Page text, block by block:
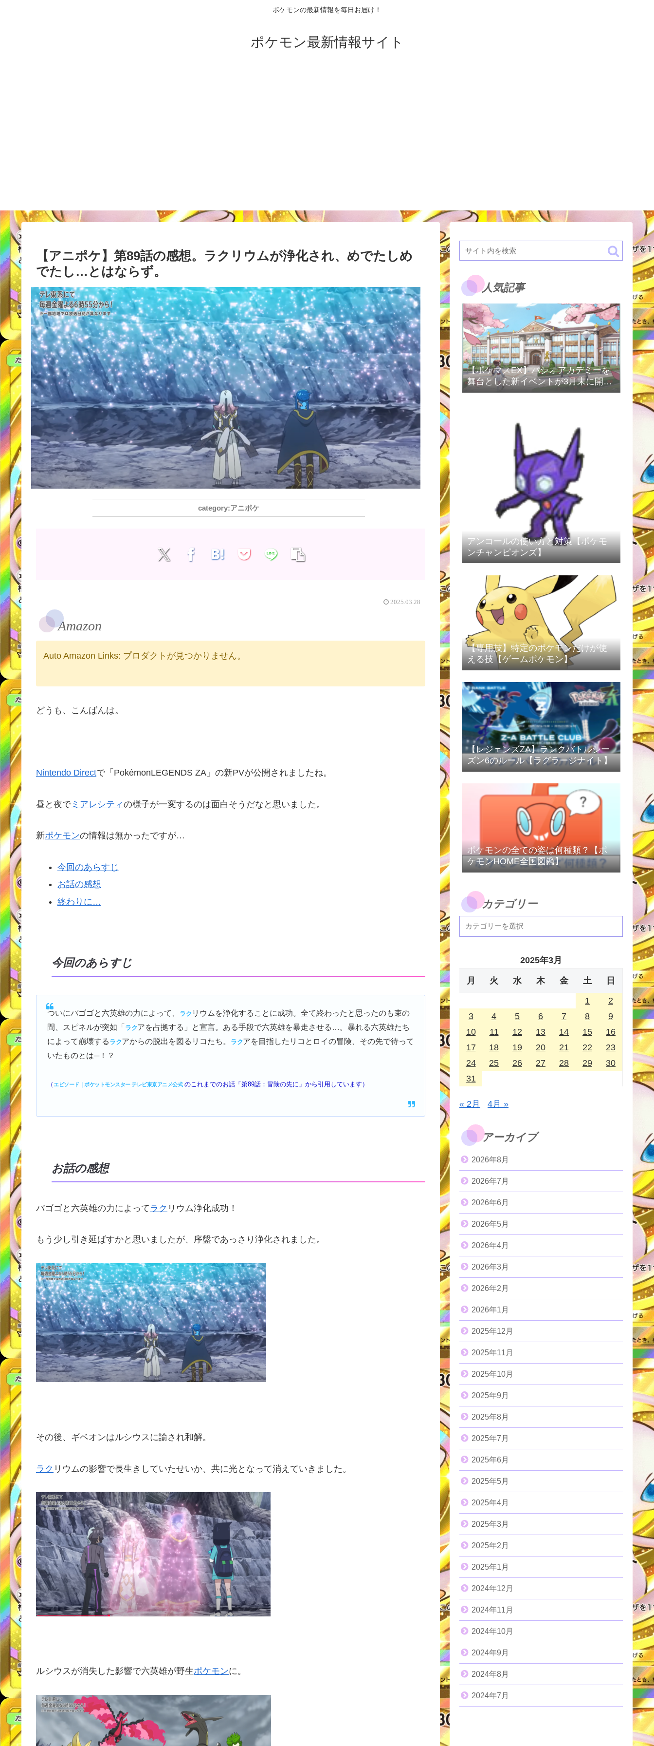
ポケモンの最新情報を毎日お届け！
ポケモン最新情報サイト
【アニポケ】第89話の感想。ラクリウムが浄化され、めでたしめ
でたし…とはならず。
アニポケ
2025.03.28
Amazon
Auto Amazon Links: プロダクトが見つかりません。
どうも、こんばんは。
Nintendo Directで「PokémonLEGENDS ZA」の新PVが公開されましたね。
昼と夜でミアレシティの様子が一変するのは面白そうだなと思いました。
新ポケモンの情報は無かったですが…
今回のあらすじ
お話の感想
終わりに…
今回のあらすじ
ついにパゴゴと六英雄の力によって、 ラク リウムを浄化することに成功。全て終わったと思ったのも束の
間、スピネルが突如「ラクアを占拠する」と宣言。ある手段で六英雄を暴走させる…。暴れる六英雄たち
によって崩壊する ラクアからの脱出を図るリコたち。 ラクアを目指したリコとロイの冒険、その先で待って
いたものとは─！？
（ エピソード｜ポケットモンスター テレビ東京アニメ公式のこれまでのお話「第89話：冒険の先に」から引用しています）
お話の感想
パゴゴと六英雄の力によって ラク リウム浄化成功！
もう少し引き延ばすかと思いましたが、序盤であっさり浄化されました。
その後、ギベオンはルシウスに諭され和解。
ラク リウムの影響で長生きしていたせいか、共に光となって消えていきました。
ルシウスが消失した影響で六英雄が野生ポケモンに。
人気記事
【ポケマスEX】パシオアカデミーを
舞台とした新イベントが3月末に開催
予定！
アンコールの使い方と対策【ポケモ
ンチャンピオンズ】
【専用技】特定のポケモンだけが使
える技【ゲームポケモン】
【レジェンズZA】ランクバトルシー
ズン6のルール【ラグラージナイト】
ポケモンの全ての姿は何種類？【ポ
ケモンHOME全国図鑑】
カテゴリー
2025年3月
月 火 水 木 金 土 日
1
2
3
4 5 6 7 8
9
10
11 12 13 14 15
16
17
18 19 20 21 22
23
24
25 26 27 28 29
30
31
« 2月 4月 »
アーカイブ
2026年8月
2026年7月
2026年6月
2026年5月
2026年4月
2026年3月
2026年2月
2026年1月
2025年12月
2025年11月
2025年10月
2025年9月
2025年8月
2025年7月
2025年6月
2025年5月
2025年4月
2025年3月
2025年2月
2025年1月
2024年12月
2024年11月
2024年10月
2024年9月
2024年8月
2024年7月